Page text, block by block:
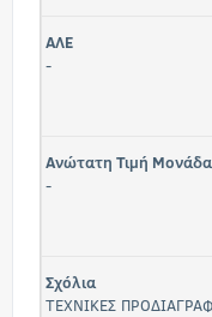
ΑΛΕ
-
Ανώτατη Τιμή
-
Σχόλια
ΤΕΧΝΙΚΕΣ